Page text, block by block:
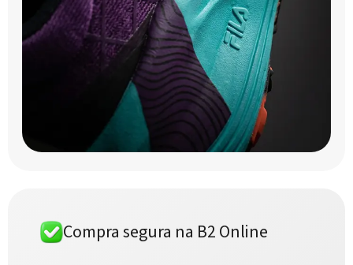
Compra segura na B2 Online